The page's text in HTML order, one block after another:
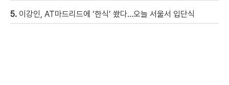
5. 이강인, AT마드리드에 ‘한식’ 쐈다…오늘 서울서 입단식